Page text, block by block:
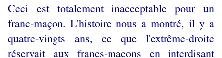
Ceci est totalement inacceptable pour un
franc-maçon. L'histoire nous a montré, il y a
quatre-vingts ans, ce que l'extrême-droite
réservait aux francs-maçons en interdisant